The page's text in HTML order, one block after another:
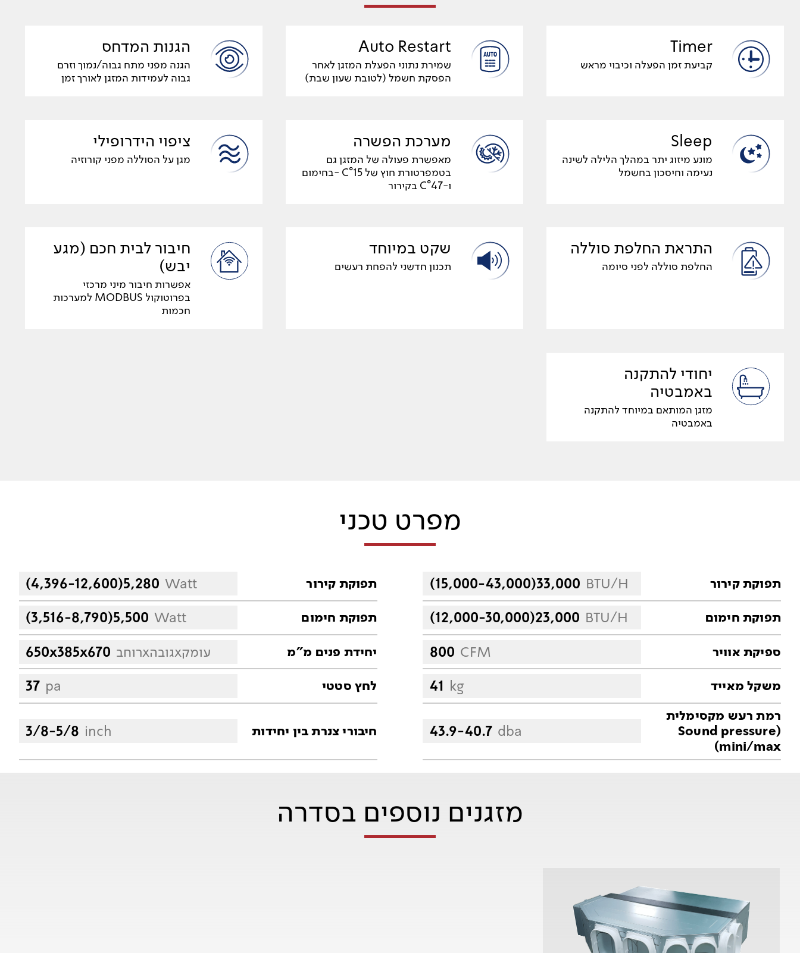
Timer
קביעת זמן הפעלה וכיבוי מראש
Auto Restart
שמירת נתוני הפעלת המזגן לאחר
הפסקת חשמל (לטובת שעון שבת)
הגנות המדחס
הגנה מפני מתח גבוה/נמוך וזרם
גבוה לעמידות המזגן לאורך זמן
Sleep
מונע מיזוג יתר במהלך הלילה לשינה
נעימה וחיסכון בחשמל
מערכת הפשרה
מאפשרת פעולה של המזגן גם
בטמפרטורת חוץ של C°15 -בחימום
ו-C°47 בקירור
ציפוי הידרופילי
מגן על הסוללה מפני קורוזיה
התראת החלפת סוללה
החלפת סוללה לפני סיומה
שקט במיוחד
תכנון חדשני להפחת רעשים
חיבור לבית חכם (מגע
יבש)
אפשרות חיבור מיני מרכזי
בפרוטוקול MODBUS למערכות
חכמות
יחודי להתקנה
באמבטיה
מזגן המותאם במיוחד להתקנה
באמבטיה
מפרט טכני
תפוקת קירור (15,000-43,000)33,000 BTU/H תפוקת קירור (4,396-12,600)5,280 Watt
תפוקת חימום (12,000-30,000)23,000 BTU/H תפוקת חימום (3,516-8,790)5,500 Watt
ספיקת אוויר 800 CFM יחידת פנים מ"מ 650x385x670 רוחבxגובהxעומק
משקל מאייד 41 kg לחץ סטטי 37 pa
רמת רעש מקסימלית
(Sound pressure
(mini/max
43.9-40.7 dba חיבורי צנרת בין יחידות 3/8-5/8 inch
מזגנים נוספים בסדרה